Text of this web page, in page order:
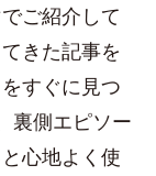
ご紹介して
きた記事を
すぐに見つ
裏側エピソー
心地よく使